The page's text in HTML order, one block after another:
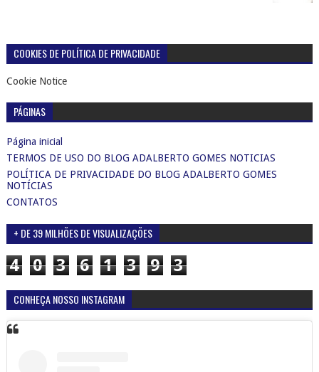
COOKIES DE POLÍTICA DE PRIVACIDADE
Cookie Notice
PÁGINAS
Página inicial
TERMOS DE USO DO BLOG ADALBERTO GOMES NOTICIAS
POLÍTICA DE PRIVACIDADE DO BLOG ADALBERTO GOMES
NOTÍCIAS
CONTATOS
+ DE 39 MILHÕES DE VISUALIZAÇÕES
4 0 3 6 1 3 9 3
CONHEÇA NOSSO INSTAGRAM